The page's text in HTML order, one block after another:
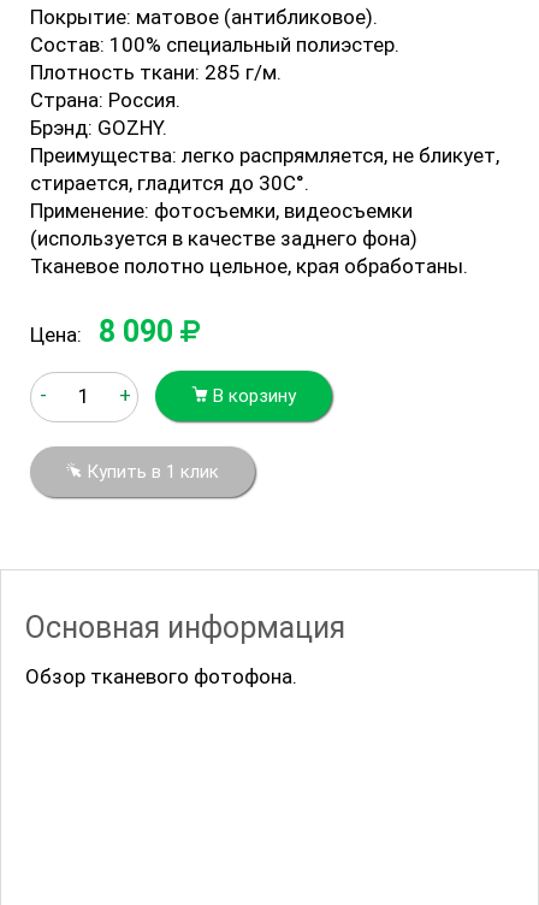
Покрытие: матовое (антибликовое).
Состав: 100% специальный полиэстер.
Плотность ткани: 285 г/м.
Страна: Россия.
Брэнд: GOZHY.
Преимущества: легко распрямляется, не бликует,
стирается, гладится до 30С°.
Применение: фотосъемки, видеосъемки
(используется в качестве заднего фона)
Тканевое полотно цельное, края обработаны.
Цена: 8 090
- + В корзину
Купить в 1 клик
Основная информация
Обзор тканевого фотофона.